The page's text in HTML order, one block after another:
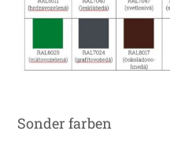
Sonder farben